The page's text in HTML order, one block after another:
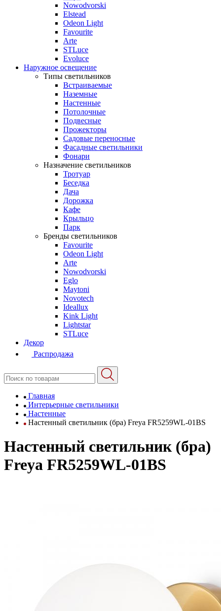
Nowodvorski
Elstead
Odeon Light
Favourite
Arte
STLuce
Evoluce
Наружное освещение
Типы светильников
Встраиваемые
Наземные
Настенные
Потолочные
Подвесные
Прожекторы
Садовые переносные
Фасадные светильники
Фонари
Назначение светильников
Тротуар
Беседка
Дача
Дорожка
Кафе
Крыльцо
Парк
Бренды светильников
Favourite
Odeon Light
Arte
Nowodvorski
Eglo
Maytoni
Novotech
Ideallux
Kink Light
Lightstar
STLuce
Декор
Распродажа
Главная
Интерьерные светильники
Настенные
Настенный светильник (бра) Freya FR5259WL-01BS
Настенный светильник (бра)
Freya FR5259WL-01BS